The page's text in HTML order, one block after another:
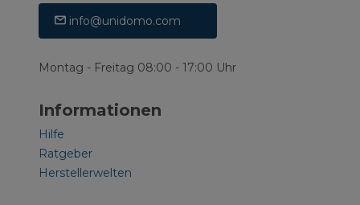
info@unidomo.com
Montag - Freitag 08:00 - 17:00 Uhr
Informationen
Hilfe
Ratgeber
Herstellerwelten